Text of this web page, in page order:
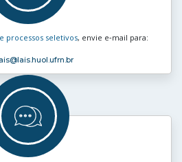
processos seletivos, envie e‑mail para:
@lais.huol.ufrn.br